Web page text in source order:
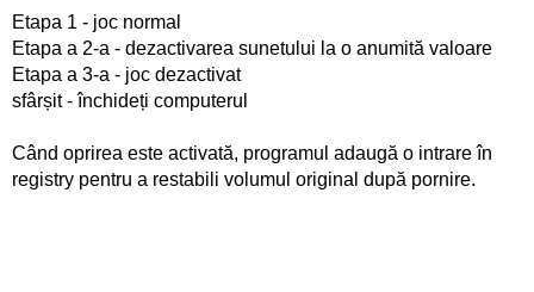
Etapa 1 - joc normal
Etapa a 2-a - dezactivarea sunetului la o anumită valoare
Etapa a 3-a - joc dezactivat
sfârșit - închideți computerul
Când oprirea este activată, programul adaugă o intrare în
registry pentru a restabili volumul original după pornire.